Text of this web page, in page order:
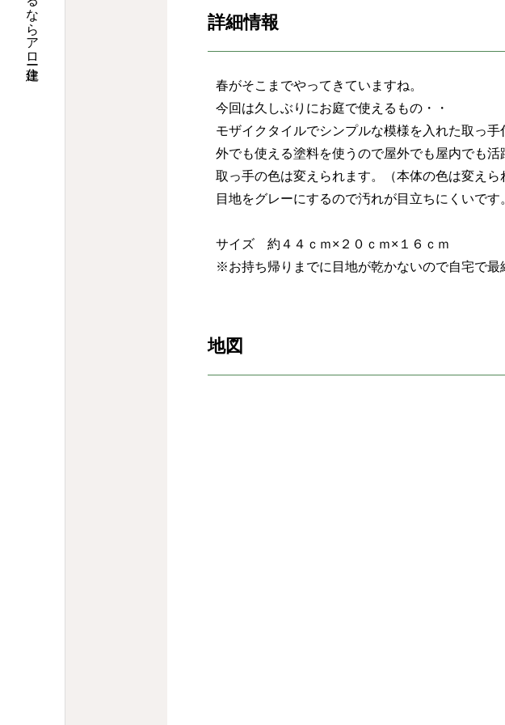
詳細情報
春がそこまでやってきていますね。
今回は久しぶりにお庭で使えるもの・・
モザイクタイルでシンプルな模様を入れた取っ手
外でも使える塗料を使うので屋外でも屋内でも活
取っ手の色は変えられます。（本体の色は変えら
目地をグレーにするので汚れが目立ちにくいです
サイズ 約４４ｃｍ×２０ｃｍ×１６ｃｍ
※お持ち帰りまでに目地が乾かないので自宅で
地図